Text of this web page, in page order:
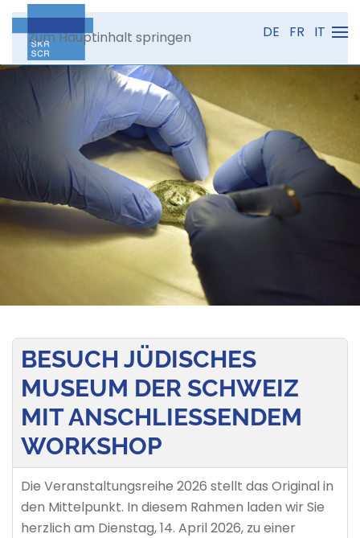
Zum Hauptinhalt springen DE FR IT
BESUCH JÜDISCHES
MUSEUM DER SCHWEIZ
MIT ANSCHLIESSENDEM
WORKSHOP
Die Veranstaltungsreihe 2026 stellt das Original in
den Mittelpunkt. In diesem Rahmen laden wir Sie
herzlich am Dienstag, 14. April 2026, zu einer